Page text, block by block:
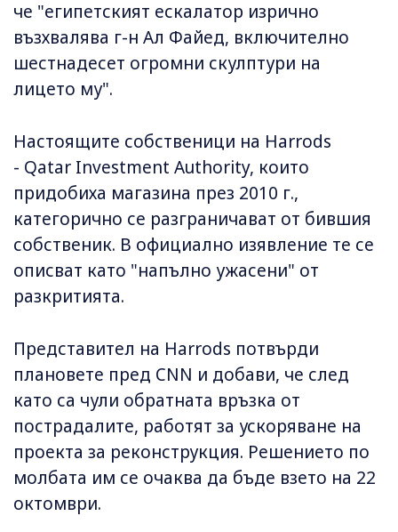
че "египетският ескалатор изрично
възхвалява г-н Ал Файед, включително
шестнадесет огромни скулптури на
лицето му".
Настоящите собственици на Harrods
- Qatar Investment Authority, които
придобиха магазина през 2010 г.,
категорично се разграничават от бившия
собственик. В официално изявление те се
описват като "напълно ужасени" от
разкритията.
Представител на Harrods потвърди
плановете пред CNN и добави, че след
като са чули обратната връзка от
пострадалите, работят за ускоряване на
проекта за реконструкция. Решението по
молбата им се очаква да бъде взето на 22
октомври.